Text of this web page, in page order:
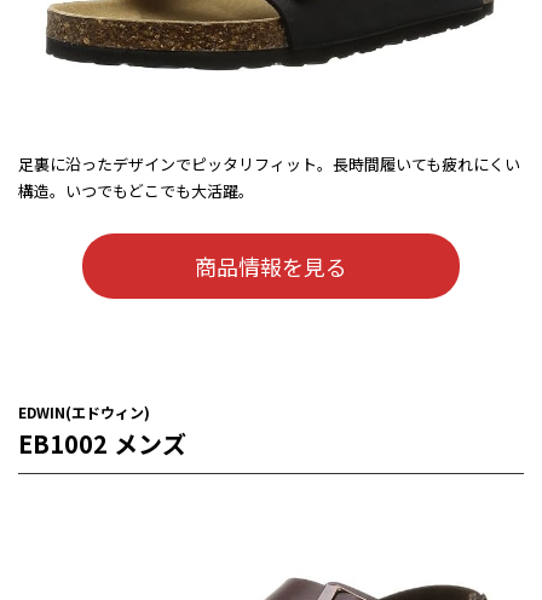
足裏に沿ったデザインでピッタリフィット。長時間履いても疲れにくい
構造。いつでもどこでも大活躍。
商品情報を見る
EDWIN(エドウィン)
EB1002 メンズ